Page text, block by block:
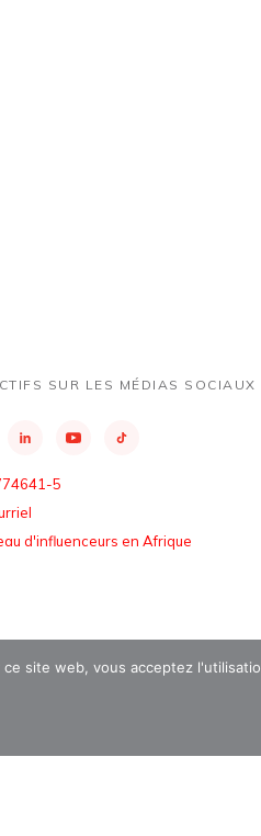
SUR LES MÉDIAS SOCIAUX
5
d'influenceurs en Afrique
site web, vous acceptez